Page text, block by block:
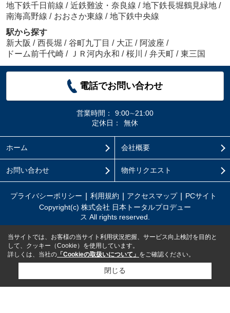
地下鉄千日前線 / 近鉄難波・奈良線 / 地下鉄長堀鶴見緑地 /
南海高野線 / おおさか東線 / 地下鉄中央線
駅から探す
新大阪 / 西長堀 / 谷町九丁目 / 大正 / 阿波座 /
ドーム前千代崎 / ＪＲ河内永和 / 桜川 / 弁天町 / 東三国
電話でお問い合わせ
営業時間：
9:00∼21:00
定休日：
無休
ホーム 会社概要
お問い合わせ 物件リクエスト
プライバシーポリシー 利用規約 アクセスマップ
PCサイト
Copyright(c) 株式会社 日本トータルプロデュー
ス All rights reserved.
当サイトでは、お客様の当サイト利用状況把握、サービス向上検討を目的と
して、クッキー（Cookie）を使用しています。
詳しくは、当社の 「Cookieの取扱いについて」 をご確認ください。
閉じる